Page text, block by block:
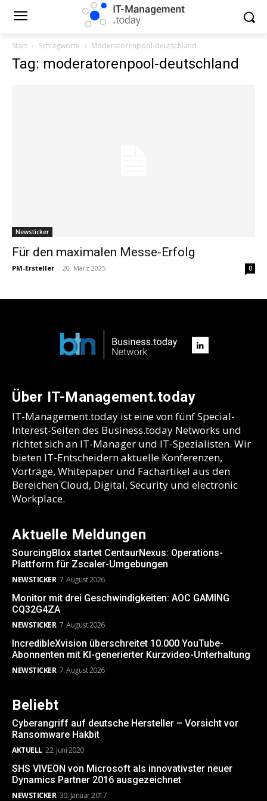
Start Schlagworte Moderatorenpool-deutschland
Tag: moderatorenpool-deutschland
Newsticker
Für den maximalen Messe-Erfolg
PM-Ersteller - 20. März 2025 0
Über IT-Management.today
IT-Management.today ist eine von fünf Special-
Interest-Seiten des Business.today Networks und
richtet sich an IT-Manager und IT-Spezialisten. Wir
bieten IT-Entscheidern aktuelle Konferenzen,
Vorträge, Whitepaper und Fachartikel aus den
Bereichen Cloud, Digital, Security und electronic
Workplace.
Aktuelle Meldungen
SourcingBlox startet CentaurNexus: Operations-
Plattform für Zscaler-Umgebungen
NEWSTICKER 7. August 2026
Monitor mit drei Geschwindigkeiten: AOC GAMING
CQ32G4ZA
NEWSTICKER 7. August 2026
IncredibleXvision überschreitet 10.000 YouTube-
Abonnenten mit KI-generierter Kurzvideo-Unterhaltung
NEWSTICKER 7. August 2026
Beliebt
Cyberangriff auf deutsche Hersteller – Vorsicht vor
Ransomware Hakbit
AKTUELL 22. Juni 2020
SHS VIVEON von Microsoft als innovativster neuer
Dynamics Partner 2016 ausgezeichnet
NEWSTICKER 30. Januar 2017